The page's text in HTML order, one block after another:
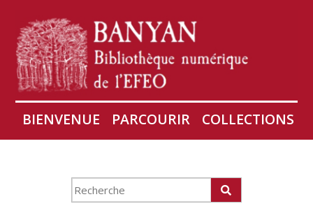
BIENVENUE PARCOURIR
COLLECTIONS
AIRES
CONSERVATION D'ANGKOR